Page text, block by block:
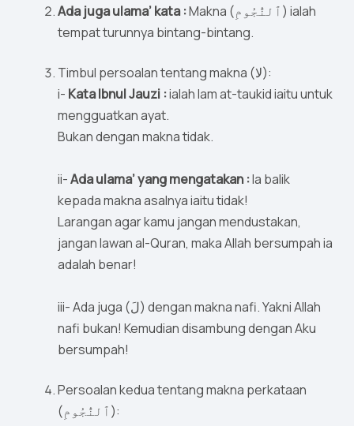
Ada juga ulama’ kata :Makna (ٱلنُّجُومِ) ialah
tempat turunnya bintang-bintang.
Timbul persoalan tentang makna (لا):
i- Kata Ibnul Jauzi :ialah lam at-taukid iaitu untuk
mengguatkan ayat.
Bukan dengan makna tidak.
ii-Ada ulama’ yang mengatakan :Ia balik
kepada makna asalnya iaitu tidak!
Larangan agar kamu jangan mendustakan,
jangan lawan al-Quran, maka Allah bersumpah ia
adalah benar!
iii- Ada juga (لَ) dengan makna nafi. Yakni Allah
nafi bukan! Kemudian disambung dengan Aku
bersumpah!
Persoalan kedua tentang makna perkataan
(ٱلنُّجُومِ):